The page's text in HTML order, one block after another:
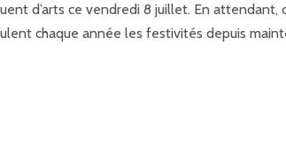
d’arts ce vendredi 8 juillet. En attendant,
chaque année les festivités depuis